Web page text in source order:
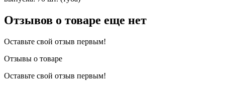
Отзывов о товаре еще нет
Оставьте свой отзыв первым!
Отзывы о товаре
Оставьте свой отзыв первым!